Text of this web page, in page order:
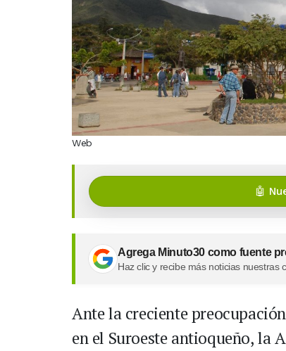
Web
🤖
Agrega Minuto30 como fuente
Haz clic y recibe más noticias nuestras
Ante la creciente
en el Suroeste antioqueño,